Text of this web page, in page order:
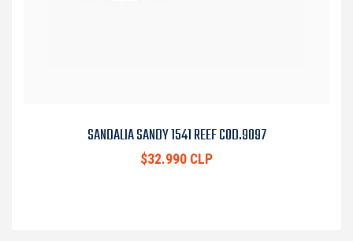
SANDALIA SANDY 1541 REEF COD.9097
$32.990 CLP